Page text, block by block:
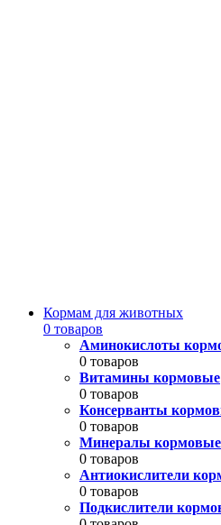
Кормам для животных
0 товаров
Аминокислоты
0 товаров
Витамины кормовые
0 товаров
Консерванты
0 товаров
Минералы кормовые
0 товаров
Антиокислители
0 товаров
Подкислители